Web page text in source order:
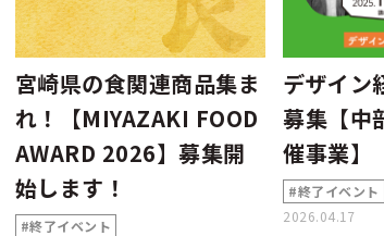
宮崎県の食関連商品集ま
れ！【MIYAZAKI FOOD
AWARD 2026】募集開
始します！
#終了イベント
デザイン
募集【中
催事業】
#終了イベント
2026.04.17